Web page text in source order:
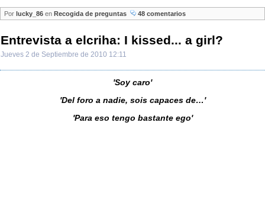
Por lucky_86 en Recogida de preguntas 48 comentarios
Entrevista a elcriha: I kissed... a girl?
Jueves 2 de Septiembre de 2010 12:11
'Soy caro'
'Del foro a nadie, sois capaces de…'
'Para eso tengo bastante ego'